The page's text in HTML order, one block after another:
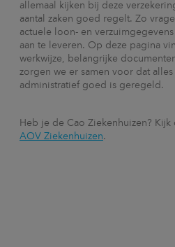
allemaal kijken bij deze
aantal zaken goed regelt. Zo
actuele loon- en
aan te leveren. Op deze pagina
werkwijze, belangrijke
zorgen we er samen voor dat
administratief goed is geregeld.
Heb je de Cao Ziekenhuizen? Kijk
AOV Ziekenhuizen.